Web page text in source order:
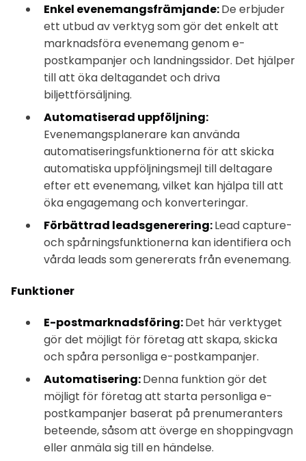
Enkel evenemangsfrämjande:De erbjuder
ett utbud av verktyg som gör det enkelt att
marknadsföra evenemang genom e-
postkampanjer och landningssidor. Det hjälper
till att öka deltagandet och driva
biljettförsäljning.
Automatiserad uppföljning:
Evenemangsplanerare kan använda
automatiseringsfunktionerna för att skicka
automatiska uppföljningsmejl till deltagare
efter ett evenemang, vilket kan hjälpa till att
öka engagemang och konverteringar.
Förbättrad leadsgenerering:Lead capture-
och spårningsfunktionerna kan identifiera och
vårda leads som genererats från evenemang.
Funktioner
E-postmarknadsföring:Det här verktyget
gör det möjligt för företag att skapa, skicka
och spåra personliga e-postkampanjer.
Automatisering:Denna funktion gör det
möjligt för företag att starta personliga e-
postkampanjer baserat på prenumeranters
beteende, såsom att överge en shoppingvagn
eller anmäla sig till en händelse.